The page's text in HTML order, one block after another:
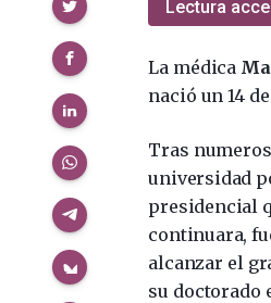
Lectura
La médica
nació un 14
Tras
universidad
presidencial
continuara,
alcanzar el
su doctorado